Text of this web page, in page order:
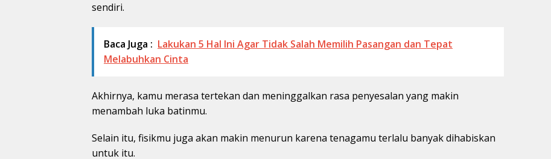
sendiri.
Baca Juga : Lakukan 5 Hal Ini Agar Tidak Salah Memilih Pasangan dan Tepat
Melabuhkan Cinta
Akhirnya, kamu merasa tertekan dan meninggalkan rasa penyesalan yang makin
menambah luka batinmu.
Selain itu, fisikmu juga akan makin menurun karena tenagamu terlalu banyak dihabiskan
untuk itu.